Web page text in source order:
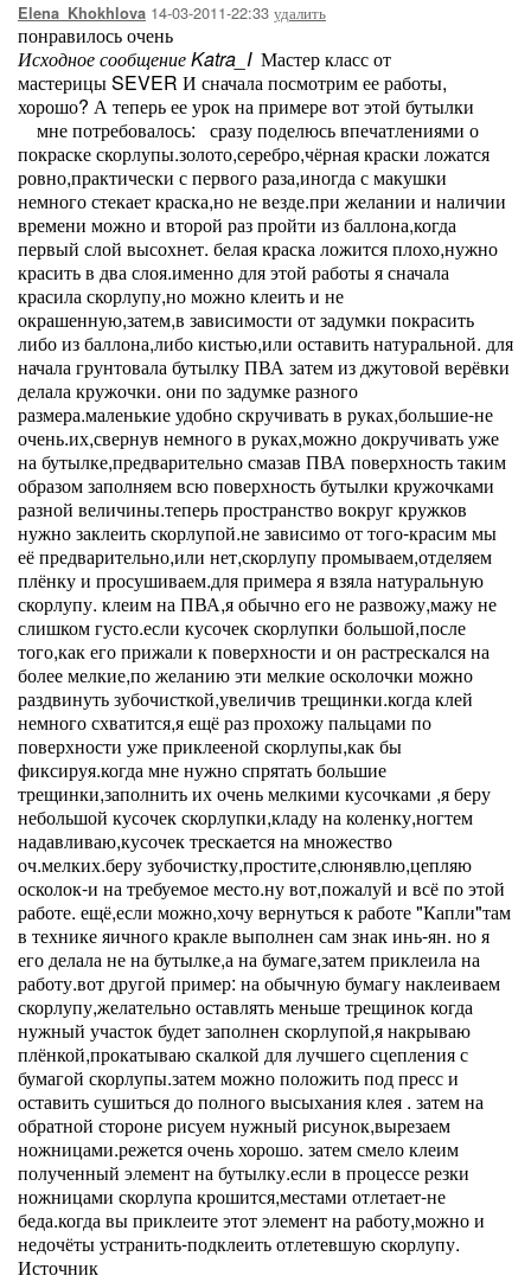
Elena_Khokhlova 14-03-2011-22:33 удалить
понравилось очень
Исходное сообщение Katra_I Мастер класс от
мастерицы SEVER И сначала посмотрим ее работы,
хорошо? А теперь ее урок на примере вот этой бутылки
мне потребовалось: сразу поделюсь впечатлениями о
покраске скорлупы.золото,серебро,чёрная краски ложатся
ровно,практически с первого раза,иногда с макушки
немного стекает краска,но не везде.при желании и наличии
времени можно и второй раз пройти из баллона,когда
первый слой высохнет. белая краска ложится плохо,нужно
красить в два слоя.именно для этой работы я сначала
красила скорлупу,но можно клеить и не
окрашенную,затем,в зависимости от задумки покрасить
либо из баллона,либо кистью,или оставить натуральной. для
начала грунтовала бутылку ПВА затем из джутовой верёвки
делала кружочки. они по задумке разного
размера.маленькие удобно скручивать в руках,большие-не
очень.их,свернув немного в руках,можно докручивать уже
на бутылке,предварительно смазав ПВА поверхность таким
образом заполняем всю поверхность бутылки кружочками
разной величины.теперь пространство вокруг кружков
нужно заклеить скорлупой.не зависимо от того-красим мы
её предварительно,или нет,скорлупу промываем,отделяем
плёнку и просушиваем.для примера я взяла натуральную
скорлупу. клеим на ПВА,я обычно его не развожу,мажу не
слишком густо.если кусочек скорлупки большой,после
того,как его прижали к поверхности и он растрескался на
более мелкие,по желанию эти мелкие осколочки можно
раздвинуть зубочисткой,увеличив трещинки.когда клей
немного схватится,я ещё раз прохожу пальцами по
поверхности уже приклееной скорлупы,как бы
фиксируя.когда мне нужно спрятать большие
трещинки,заполнить их очень мелкими кусочками ,я беру
небольшой кусочек скорлупки,кладу на коленку,ногтем
надавливаю,кусочек трескается на множество
оч.мелких.беру зубочистку,простите,слюнявлю,цепляю
осколок-и на требуемое место.ну вот,пожалуй и всё по этой
работе. ещё,если можно,хочу вернуться к работе "Капли"там
в технике яичного кракле выполнен сам знак инь-ян. но я
его делала не на бутылке,а на бумаге,затем приклеила на
работу.вот другой пример: на обычную бумагу наклеиваем
скорлупу,желательно оставлять меньше трещинок когда
нужный участок будет заполнен скорлупой,я накрываю
плёнкой,прокатываю скалкой для лучшего сцепления с
бумагой скорлупы.затем можно положить под пресс и
оставить сушиться до полного высыхания клея . затем на
обратной стороне рисуем нужный рисунок,вырезаем
ножницами.режется очень хорошо. затем смело клеим
полученный элемент на бутылку.если в процессе резки
ножницами скорлупа крошится,местами отлетает-не
беда.когда вы приклеите этот элемент на работу,можно и
недочёты устранить-подклеить отлетевшую скорлупу.
Источник